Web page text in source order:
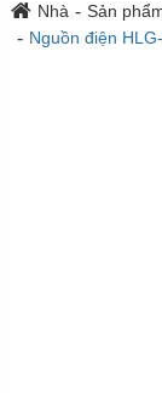
Nhà Sản
Nguồn điện